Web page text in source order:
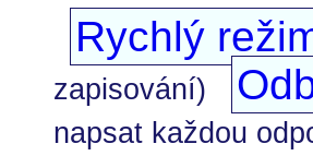
Rychlý
zapisování)
napsat každou